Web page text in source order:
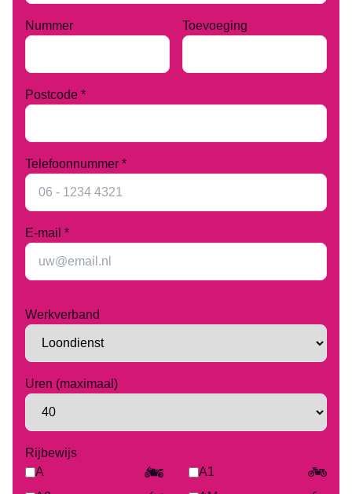
Nummer Toevoeging
Postcode *
Telefoonnummer *
E-mail *
Werkverband
Uren (maximaal)
Rijbewijs
A
A1